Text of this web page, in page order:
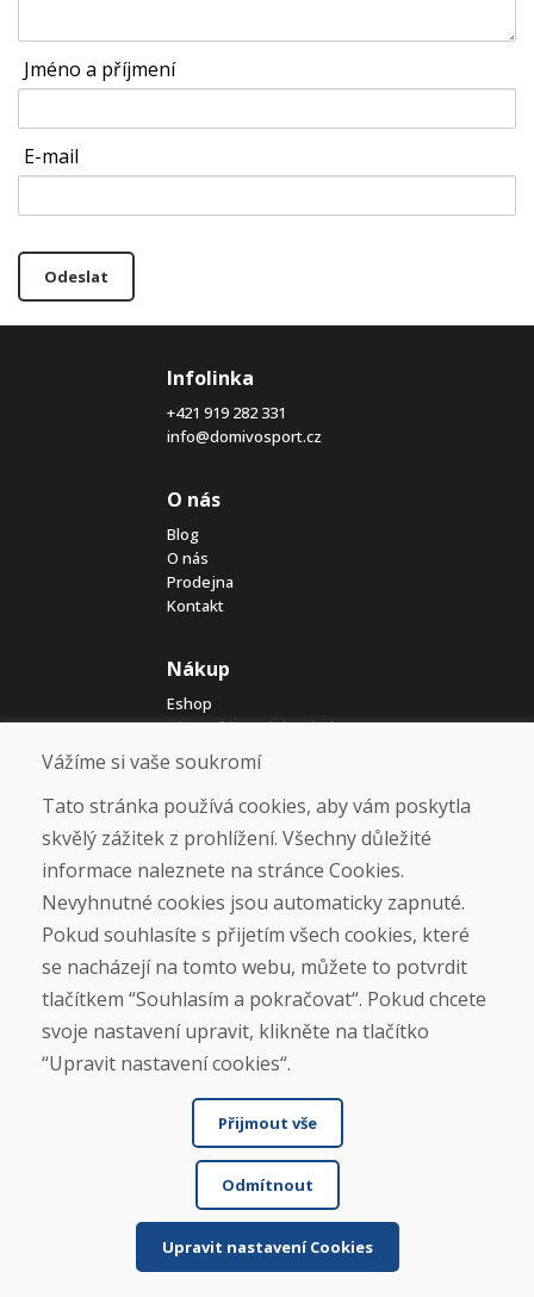
Jméno a příjmení
E-mail
Odeslat
Infolinka
+421 919 282 331
info@domivosport.cz
O nás
Blog
O nás
Prodejna
Kontakt
Nákup
Eshop
Jak posíláme elektrokola
Obchodní podmínky
Doprava
Platba
Vrácení a výměna zboží
Ochrana osobních údajů
Cookies
Sociální sítě
© DOMIVOSPORT 2026, všechna práva vyhrazena
Vážíme si vaše soukromí
Tato stránka používá cookies, aby vám poskytla
skvělý zážitek z prohlížení. Všechny důležité
informace naleznete na stránce Cookies.
Nevyhnutné cookies jsou automaticky zapnuté.
Pokud souhlasíte s přijetím všech cookies, které
se nacházejí na tomto webu, můžete to potvrdit
tlačítkem “Souhlasím a pokračovat“. Pokud chcete
svoje nastavení upravit, klikněte na tlačítko
“Upravit nastavení cookies“.
Přijmout vše
Odmítnout
Upravit nastavení Cookies